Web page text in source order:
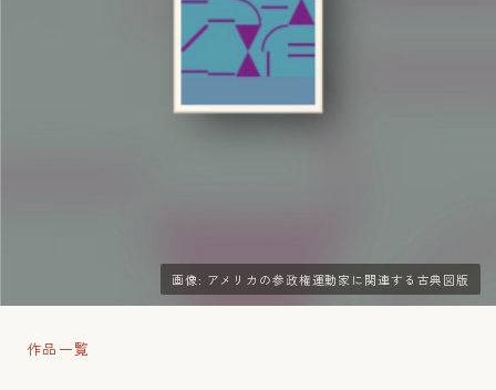
画像: アメリカの参政権運動家に関連する古典図版
作品一覧